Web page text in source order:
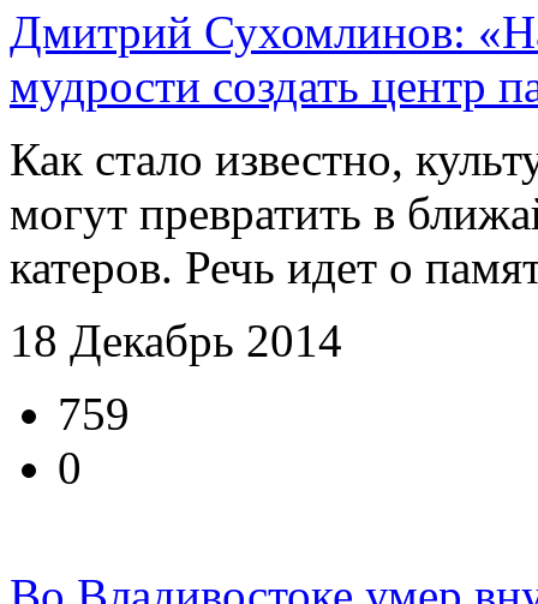
Дмитрий Сухомлинов:
мудрости создать центр
Как стало известно,
могут превратить в
катеров. Речь идет о
18 Декабрь 2014
759
0